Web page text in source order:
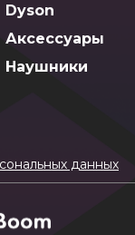
Dyson
Аксессуары
Наушники
данных